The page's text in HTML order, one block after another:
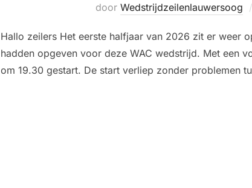
door Wedstrijdzeilenlauwersoog
Hallo zeilers Het eerste halfjaar van 2026 zit er weer
hadden opgeven voor deze WAC wedstrijd. Met een
om 19.30 gestart. De start verliep zonder problemen